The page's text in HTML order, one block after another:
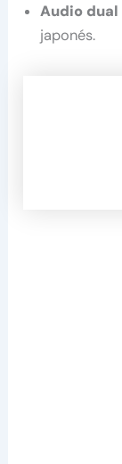
Audio dual
japonés.